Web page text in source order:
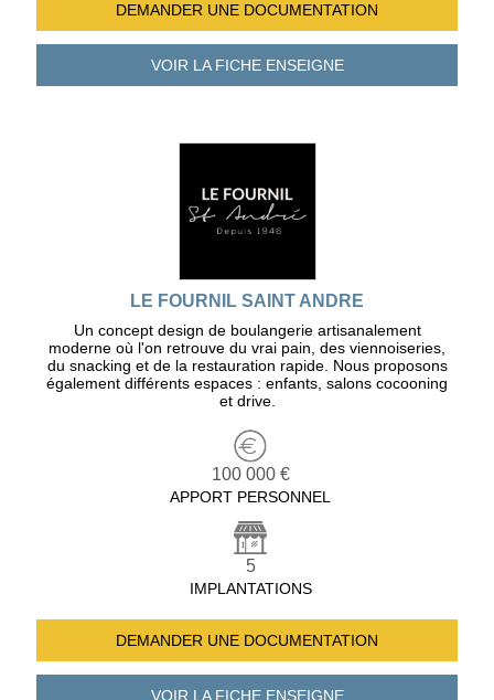
DEMANDER UNE DOCUMENTATION
VOIR LA FICHEENSEIGNE
LE FOURNIL SAINT ANDRE
Un concept design de boulangerie artisanalement
moderne où l'on retrouve du vrai pain, des viennoiseries,
du snacking et de la restauration rapide. Nous proposons
également différents espaces : enfants, salons cocooning
et drive.
100 000 €
APPORT PERSONNEL
5
IMPLANTATIONS
DEMANDER UNE DOCUMENTATION
VOIR LA FICHEENSEIGNE